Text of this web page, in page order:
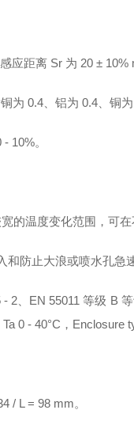
应距离 Sr 为 20 ± 10%
为 0.4、铝为 0.4、铜
10%。
的温度变化范围，可在
防止大浪或喷水孔急
2、EN 55011 等级 B
0 - 40°C，Enclosure
/ L = 98 mm。